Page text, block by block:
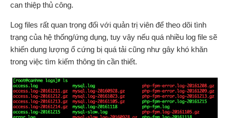
can thiệp thủ công.
Log files rất quan trọng đối với quản trị viên để theo dõi tình
trạng của hệ thống/ứng dụng, tuy vậy nếu quá nhiều log file sẽ
khiến dung lượng ổ cứng bị quá tải cũng như gây khó khăn
trong việc tìm kiếm thông tin cần thiết.